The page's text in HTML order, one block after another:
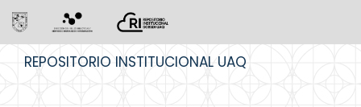
REPOSITORIO INSTITUCIONAL UAQ